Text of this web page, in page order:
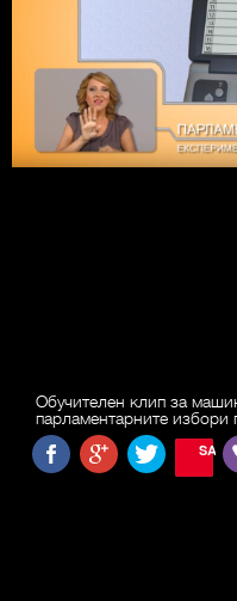
Обучителен клип за
парламентарните избори
SAVE